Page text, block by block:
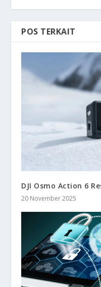
POS TERKAIT
DJI Osmo Action 6
20 November 2025